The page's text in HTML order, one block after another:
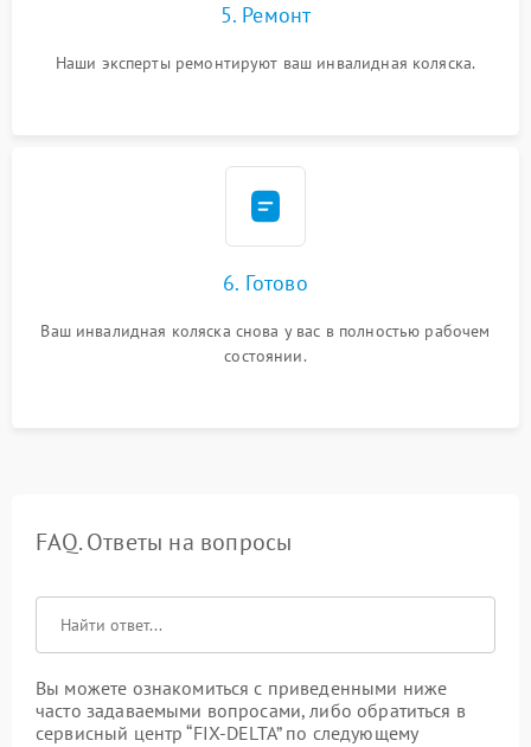
5. Ремонт
Наши эксперты ремонтируют ваш инвалидная коляска.
6. Готово
Ваш инвалидная коляска снова у вас в полностью рабочем
состоянии.
FAQ. Ответы на вопросы
Вы можете ознакомиться с приведенными ниже
часто задаваемыми вопросами, либо обратиться в
сервисный центр “FIX-DELTA” по следующему